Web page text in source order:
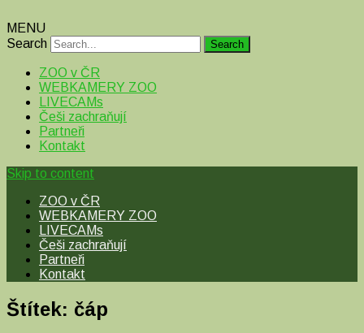
MENU
Search
ZOO v ČR
WEBKAMERY ZOO
LIVECAMs
Češi zachraňují
Partneři
Kontakt
Skip to content
ZOO v ČR
WEBKAMERY ZOO
LIVECAMs
Češi zachraňují
Partneři
Kontakt
Štítek: čáp